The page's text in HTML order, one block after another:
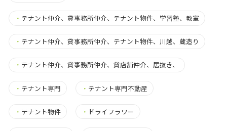
・ テナント仲介、貸事務所仲介、テナント物件、学習塾、教室
・ テナント仲介、貸事務所仲介、テナント物件、川越、蔵造り
・ テナント仲介、貸事務所仲介、貸店舗仲介、居抜き、
・ テナント専門 ・ テナント専門不動産
・ テナント物件 ・ ドライフラワー